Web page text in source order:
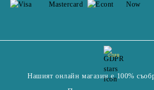
GDPR
Нашият онлайн магазин е 100%